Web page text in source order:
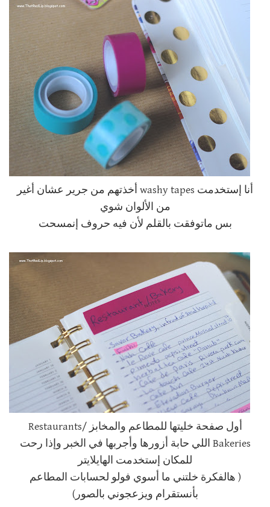
أنا إستخدمت washy tapes أخذتهم من جرير عشان أغير
من الألوان شوي
بس ماتوفقت بالقلم لأن فيه حروف إنمسحت
أول صفحة خليتها للمطاعم والمخابز Restaurants/
Bakeries اللي حابة أزورها وأجربها في الخبر وإذا رحت
للمكان إستخدمت الهايلايتر
( هالفكرة خلتني ما أسوي فولو لحسابات المطاعم
بأنستقرام ويزعجوني بالصور)